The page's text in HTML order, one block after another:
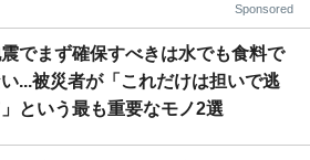
Sponsored
でまず確保すべきは水でも食料で
い...被災者が「これだけは担いで逃
という最も重要なモノ2選